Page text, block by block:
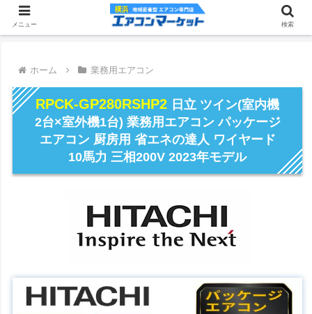
ホーム 業務用エアコン
RPCK-GP280RSHP2 日立 ツイン(室内機
2台×室外機1台) 業務用エアコン パッケージ
エアコン 厨房用 省エネの達人 ワイヤード
10馬力 三相200V 2023年モデル
メニュー 検索